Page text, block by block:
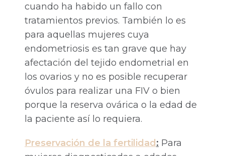
cuando ha habido un fallo con
tratamientos previos. También lo es
para aquellas mujeres cuya
endometriosis es tan grave que hay
afectación del tejido endometrial en
los ovarios y no es posible recuperar
óvulos para realizar una FIV o bien
porque la reserva ovárica o la edad de
la paciente así lo requiera.
Preservación de la fertilidad : Para